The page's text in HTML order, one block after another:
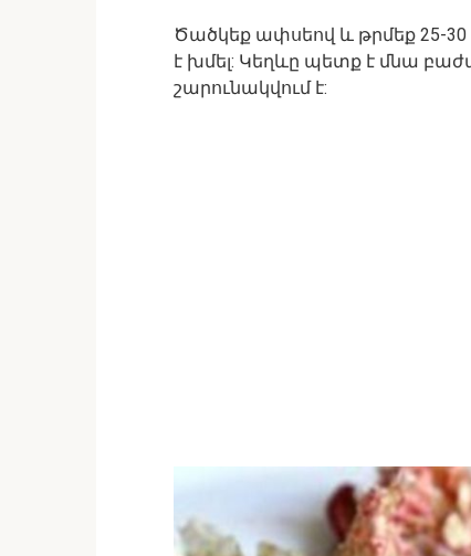
Ծածկեք ափսեով և թրմեք 25-
է խմել: Կեղևը պետք է մնա
շարունակվում է: